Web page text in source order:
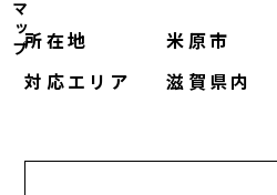
所在地
米原市
対応エリア
滋賀県内